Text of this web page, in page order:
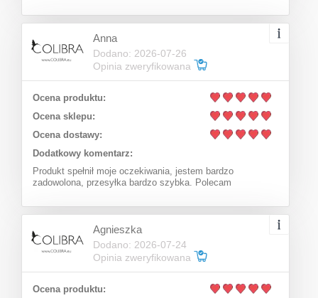
89,25 zł
Back / front chain with hearts (C22 / LAT / 08AU)
Anna
Dodano: 2026-07-26
Opinia zweryfikowana
Ocena produktu:
Ocena sklepu:
Ocena dostawy:
Dodatkowy komentarz:
Produkt spełnił moje oczekiwania, jestem bardzo
zadowolona, przesyłka bardzo szybka. Polecam
Agnieszka
Dodano: 2026-07-24
Opinia zweryfikowana
Ocena produktu: